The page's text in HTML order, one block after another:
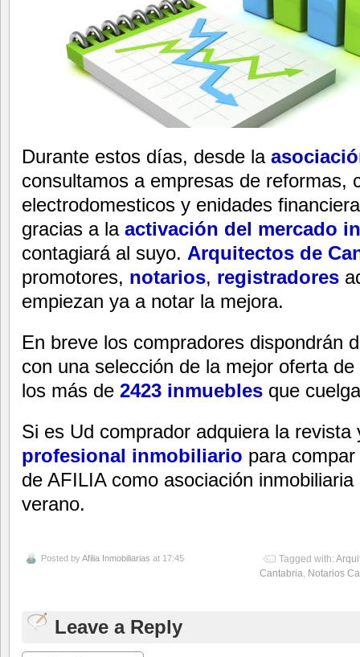
Durante estos días, desde la
consultamos a empresas de reformas,
electrodomesticos y enidades
gracias a la activación del mercado
contagiará al suyo. Arquitectos de
promotores, notarios, registradores
empiezan ya a notar la mejora.
En breve los compradores dispondrán
con una selección de la mejor oferta
los más de 2423 inmuebles que
Si es Ud comprador adquiera la revista
profesional inmobiliario para
de AFILIA como asociación
verano.
Posted byAfilia Inmobiliarias at 17:45 Tagged with:
Cantabria, Notarios
Leave a Reply